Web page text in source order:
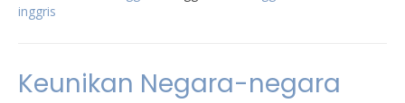
inggris
Keunikan Negara-negara